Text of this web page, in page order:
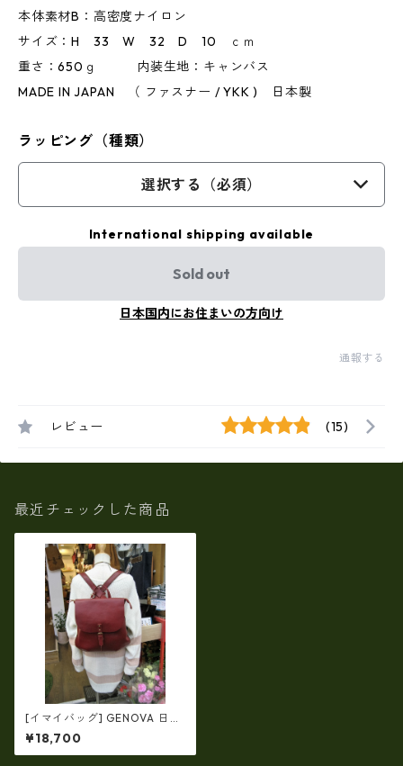
本体素材B：高密度ナイロン
サイズ：H 33 W 32 D 10 ｃｍ
重さ：650ｇ 内装生地：キャンバス
MADE IN JAPAN （ ファスナー / YKK ) 日本製
ラッピング（種類）
選択する（必須）
International shipping available
Sold out
日本国内にお住まいの方向け
通報する
レビュー (15)
最近チェックした商品
[イマイバッグ] GENOVA 日本
製 牛革リュック ナイロンリュ
ック レザー リュック im-253
3
¥18,700